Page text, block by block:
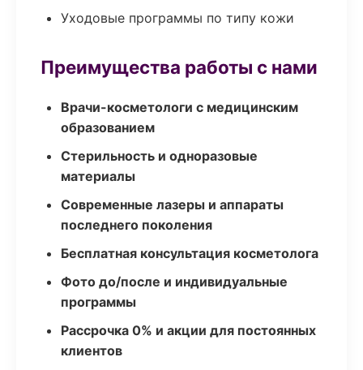
Уходовые программы по типу кожи
Преимущества работы с нами
Врачи-косметологи с медицинским
образованием
Стерильность и одноразовые
материалы
Современные лазеры и аппараты
последнего поколения
Бесплатная консультация косметолога
Фото до/после и индивидуальные
программы
Рассрочка 0% и акции для постоянных
клиентов